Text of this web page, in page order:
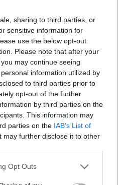
sharing to third parties, or
sensitive information for
use the below opt-out
Please note that after your
may continue seeing
information utilized by
to third parties prior to
opt-out of the further
by third parties on the
This information may
parties on the IAB’s List of
may further disclose it to other
Opt Outs
megszerzett
amerikai fél nem
a Donbasz
tisztségviselője a
hogy a területi
dolga”.
miatt őrizetbe vették